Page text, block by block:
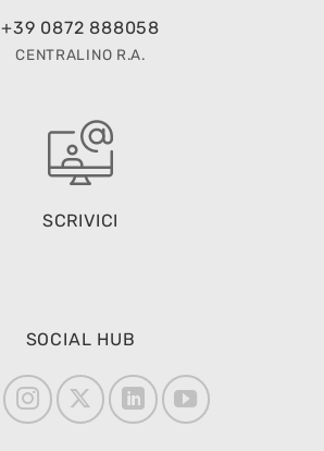
+39 0872 888058
CENTRALINO R.A.
SCRIVICI
SOCIAL HUB